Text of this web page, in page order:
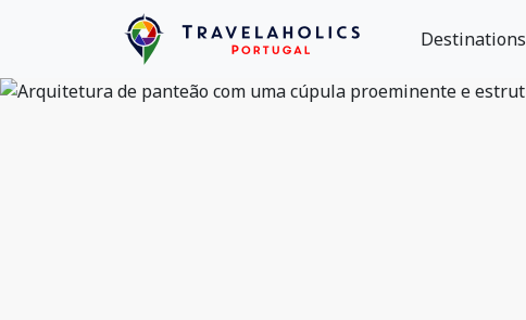
Destinations